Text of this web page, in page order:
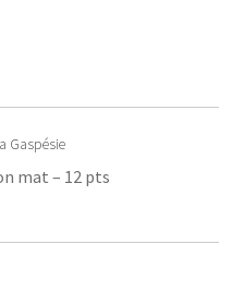
Gaspésie
mat – 12 pts